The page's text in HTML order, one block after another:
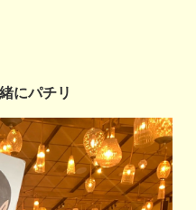
にパチリ